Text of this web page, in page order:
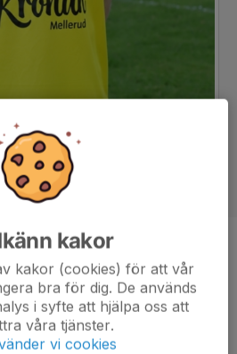
år
kakor
kakor (cookies) för att vår
bra för dig. De används
i syfte att hjälpa oss att
våra tjänster.
vi cookies